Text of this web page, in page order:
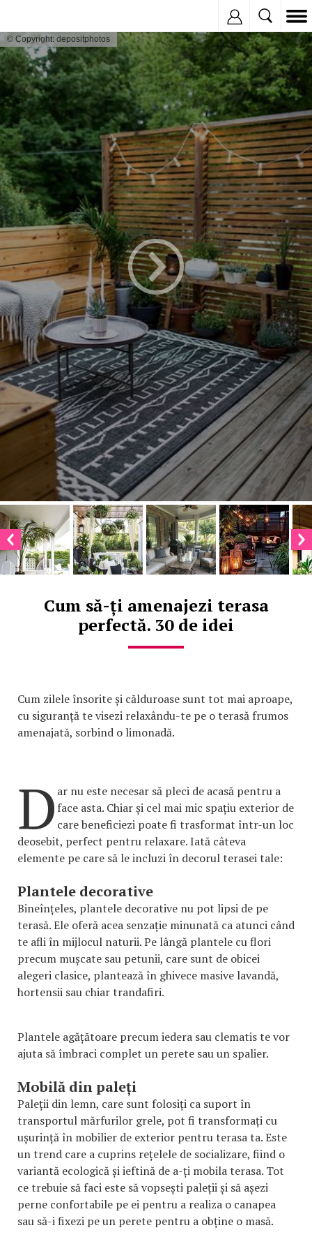
© Copyright: depositphotos
Cum să-ți amenajezi terasa
perfectă. 30 de idei
Cum zilele însorite și călduroase sunt tot mai aproape,
cu siguranță te visezi relaxându-te pe o terasă frumos
amenajată, sorbind o limonadă.
D ar nu este necesar să pleci de acasă pentru a
face asta. Chiar și cel mai mic spațiu exterior de
care beneficiezi poate fi trasformat într-un loc
deosebit, perfect pentru relaxare. Iată câteva
elemente pe care să le incluzi în decorul terasei tale:
Plantele decorative
Bineînțeles, plantele decorative nu pot lipsi de pe
terasă. Ele oferă acea senzație minunată ca atunci când
te afli în mijlocul naturii. Pe lângă plantele cu flori
precum mușcate sau petunii, care sunt de obicei
alegeri clasice, plantează în ghivece masive lavandă,
hortensii sau chiar trandafiri.
Plantele agățătoare precum iedera sau clematis te vor
ajuta să îmbraci complet un perete sau un spalier.
Mobilă din paleți
Paleții din lemn, care sunt folosiți ca suport în
transportul mărfurilor grele, pot fi transformați cu
ușurință în mobilier de exterior pentru terasa ta. Este
un trend care a cuprins rețelele de socializare, fiind o
variantă ecologică și ieftină de a-ți mobila terasa. Tot
ce trebuie să faci este să vopsești paleții și să așezi
perne confortabile pe ei pentru a realiza o canapea
sau să-i fixezi pe un perete pentru a obține o masă.